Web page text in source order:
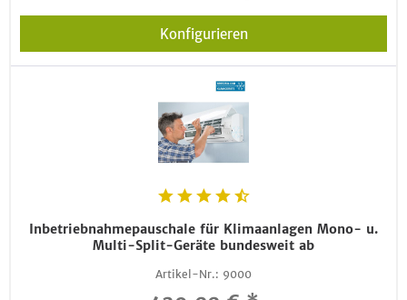
Konfigurieren
Inbetriebnahmepauschale für Klimaanlagen Mono- u.
Multi-Split-Geräte bundesweit ab
Artikel-Nr.: 9000